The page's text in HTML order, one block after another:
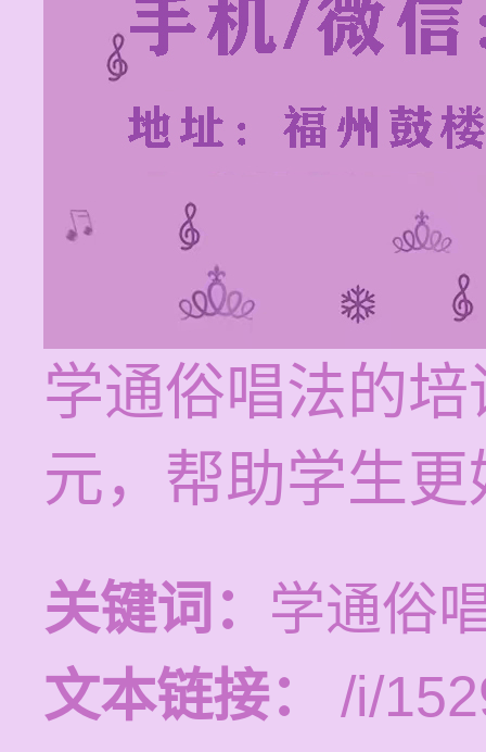
学通俗唱法的
元，帮助学生
关键词： 学通俗
文本链接：
/i/